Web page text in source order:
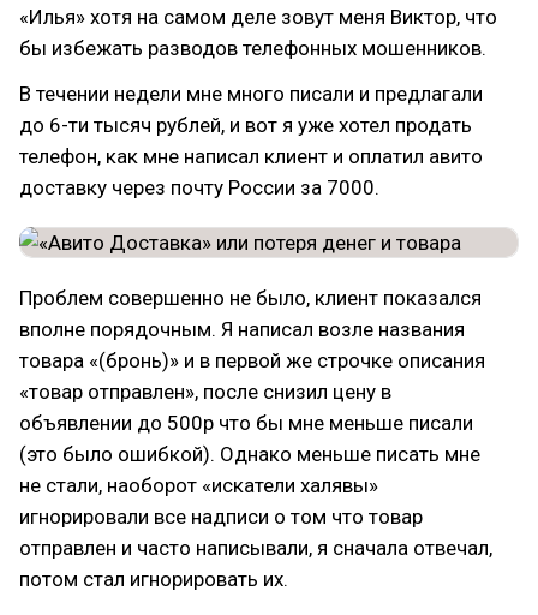
«Илья» хотя на самом деле зовут меня Виктор, что
бы избежать разводов телефонных мошенников.
В течении недели мне много писали и предлагали
до 6-ти тысяч рублей, и вот я уже хотел продать
телефон, как мне написал клиент и оплатил авито
доставку через почту России за 7000.
Проблем совершенно не было, клиент показался
вполне порядочным. Я написал возле названия
товара «(бронь)» и в первой же строчке описания
«товар отправлен», после снизил цену в
объявлении до 500р что бы мне меньше писали
(это было ошибкой). Однако меньше писать мне
не стали, наоборот «искатели халявы»
игнорировали все надписи о том что товар
отправлен и часто написывали, я сначала отвечал,
потом стал игнорировать их.